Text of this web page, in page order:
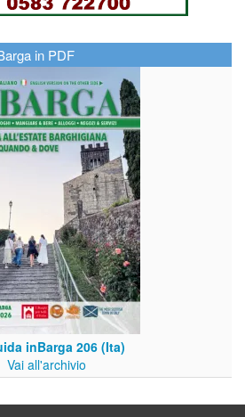
in PDF
inBarga 206 (Ita)
Vai all'archivio